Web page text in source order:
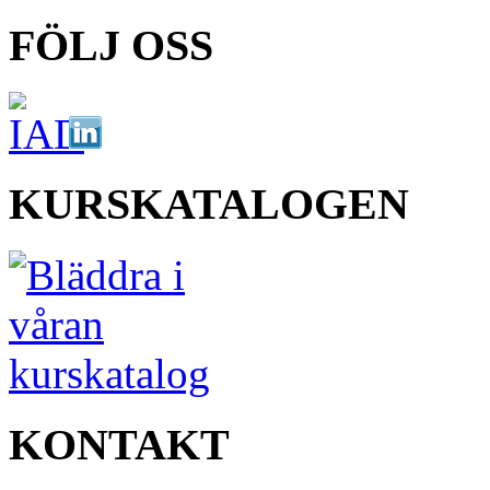
FÖLJ OSS
KURSKATALOGEN
KONTAKT